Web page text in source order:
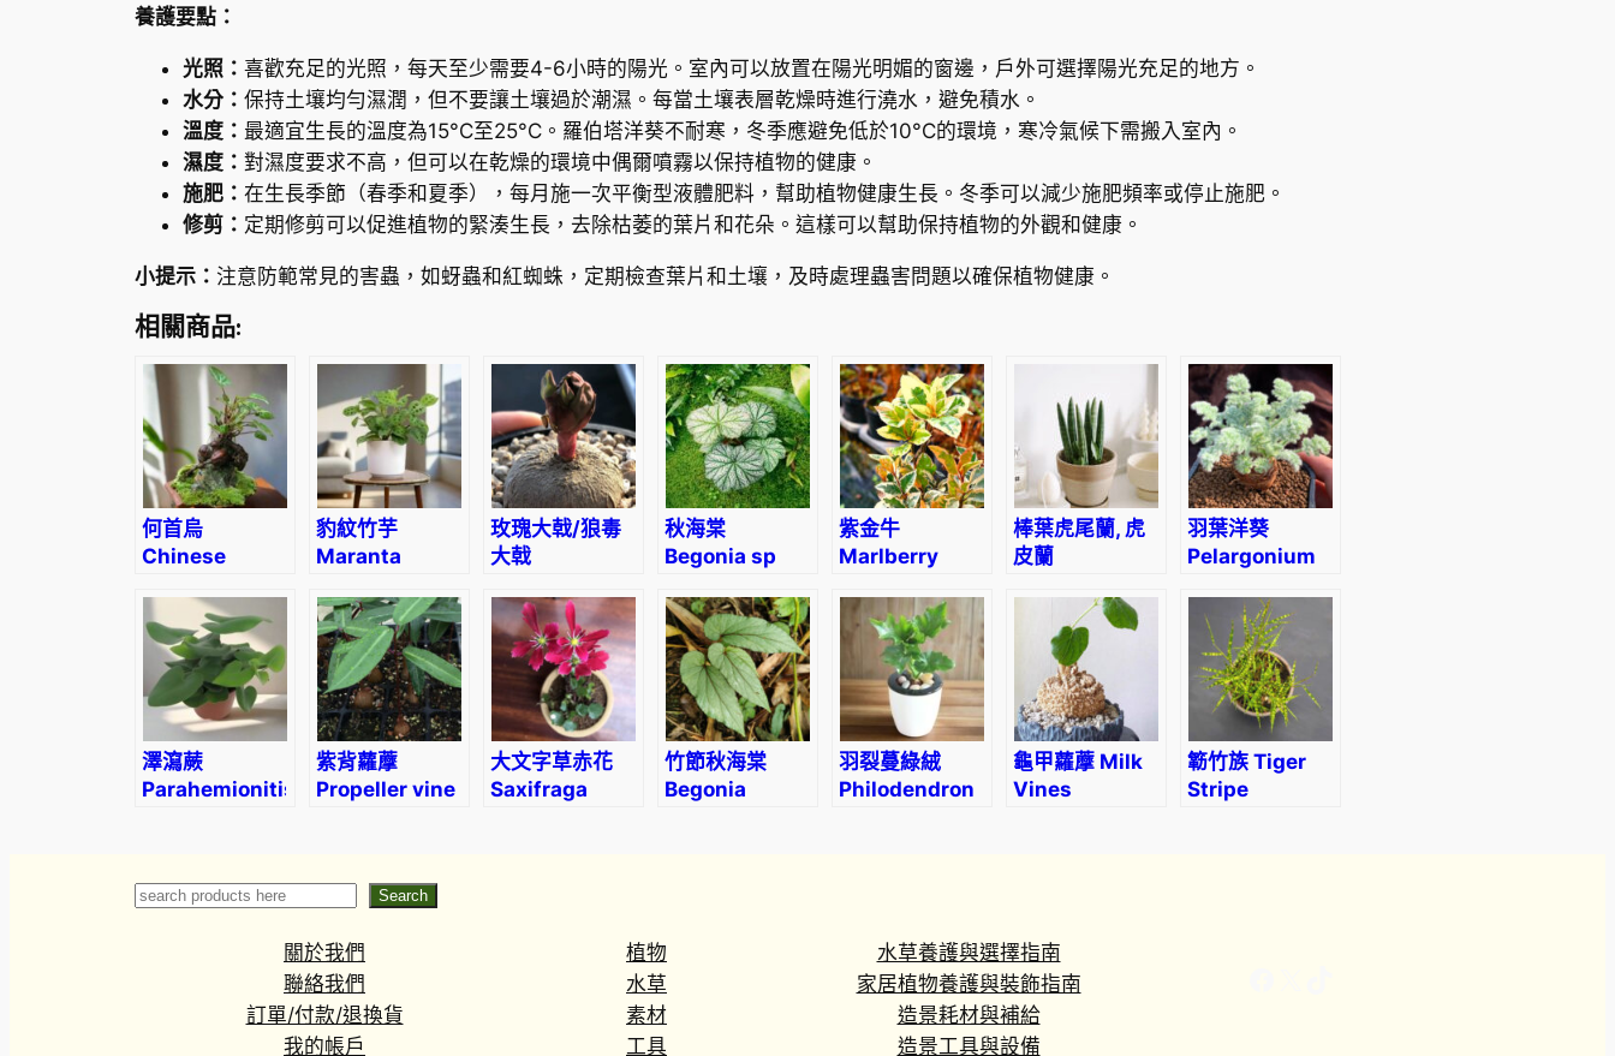
d
p
e
l
a
r
o
u
m
(
P
e
a
g
o
n
i
u
m
養護要點：
光照： 喜歡充足的光照，每天至少需要4-6小時的陽光。室內可以放置在陽光明媚的窗邊，戶外可選擇陽光充足的地方。
水分： 保持土壤均勻濕潤，但不要讓土壤過於潮濕。每當土壤表層乾燥時進行澆水，避免積水。
溫度： 最適宜生長的溫度為15°C至25°C。羅伯塔洋葵不耐寒，冬季應避免低於10°C的環境，寒冷氣候下需搬入室內。
濕度： 對濕度要求不高，但可以在乾燥的環境中偶爾噴霧以保持植物的健康。
施肥： 在生長季節（春季和夏季），每月施一次平衡型液體肥料，幫助植物健康生長。冬季可以減少施肥頻率或停止施肥。
修剪： 定期修剪可以促進植物的緊湊生長，去除枯萎的葉片和花朵。這樣可以幫助保持植物的外觀和健康。
小提示： 注意防範常見的害蟲，如蚜蟲和紅蜘蛛，定期檢查葉片和土壤，及時處理蟲害問題以確保植物健康。
相關商品:
何首烏
Chinese
mini bonsai
(Fallopia
multiflora)
豹紋竹芋
Maranta
玫瑰大戟/狼毒
大戟
fischeriana)
秋海棠
Begonia sp
紫金牛
Marlberry
japonica var.)
棒葉虎尾蘭, 虎
皮蘭
Cylindrica
(Dracaena
angolensis)
羽葉洋葵
Pelargonium
澤瀉蕨
Parahemionitis
紫背蘿藦
Propeller vine
大文字草赤花
Saxifraga
竹節秋海棠
Begonia
羽裂蔓綠絨
Philodendron
龜甲蘿藦 Milk
Vines
簕竹族 Tiger
Stripe
Search
Search
關於我們
聯絡我們
訂單/付款/退換貨
我的帳戶
植物
水草
素材
工具
水草養護與選擇指南
家居植物養護與裝飾指南
造景耗材與補給
造景工具與設備